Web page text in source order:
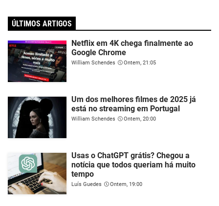
ÚLTIMOS ARTIGOS
Netflix em 4K chega finalmente ao
Google Chrome
William Schendes Ontem, 21:05
Um dos melhores filmes de 2025 já
está no streaming em Portugal
William Schendes Ontem, 20:00
Usas o ChatGPT grátis? Chegou a
notícia que todos queriam há muito
tempo
Luís Guedes Ontem, 19:00